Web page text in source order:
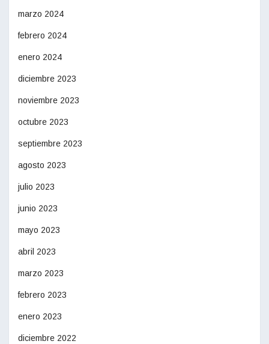
marzo 2024
febrero 2024
enero 2024
diciembre 2023
noviembre 2023
octubre 2023
septiembre 2023
agosto 2023
julio 2023
junio 2023
mayo 2023
abril 2023
marzo 2023
febrero 2023
enero 2023
diciembre 2022